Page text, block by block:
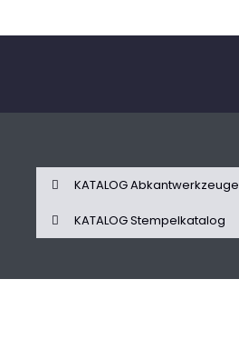
KATALOG Abkantwerkzeuge
KATALOG Stempelkatalog